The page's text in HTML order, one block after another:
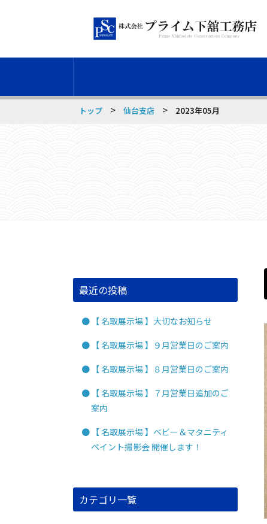
トップ > 仙台支店 > 2023年05月
最近の投稿
【 名取展示場 】大切なお知らせ
【 名取展示場 】９月営業日のご案内
【 名取展示場 】８月営業日のご案内
【 名取展示場 】７月営業日追加のご
案内
【 名取展示場 】ベビー＆マタニティ
ペイント撮影会 開催します！
カテゴリ一覧